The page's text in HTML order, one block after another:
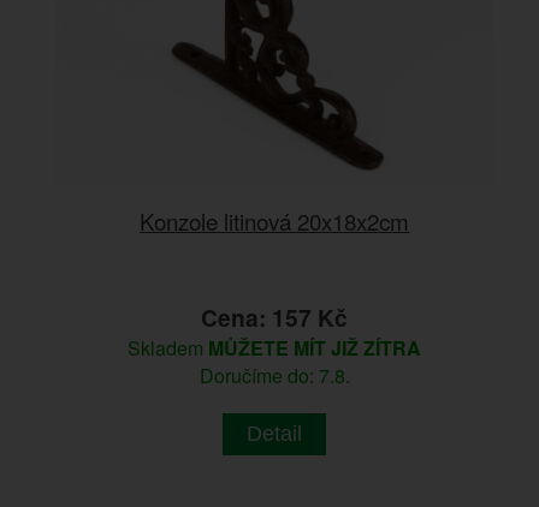
Konzole litinová 20x18x2cm
Cena: 157 Kč
Skladem MŮŽETE MÍT JIŽ ZÍTRA
Doručíme do: 7.8.
Detail